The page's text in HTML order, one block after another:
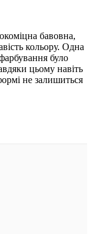
бавовна,
кольору. Одна
було
цьому навіть
не залишиться